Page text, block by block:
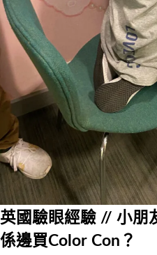
英國驗眼經驗 // 小朋
係邊買Color Con？